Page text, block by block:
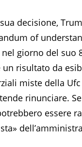
decisione,
of
giorno del suo
risultato da
miste della
rinunciare.
essere